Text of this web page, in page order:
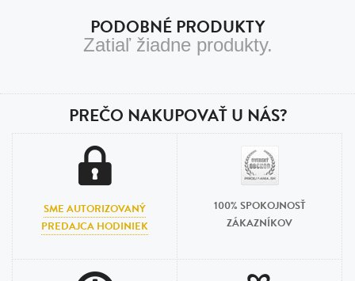
PODOBNÉ PRODUKTY
Zatiaľ žiadne produkty.
PREČO NAKUPOVAŤ U NÁS?
SME AUTORIZOVANÝ
PREDAJCA HODINIEK
100% SPOKOJNOSŤ
ZÁKAZNÍKOV